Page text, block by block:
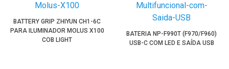
BATTERY GRIP ZHIYUN CH1-6C
PARA ILUMINADOR MOLUS X100
COB LIGHT
BATERIA NP-F990T (F970/F960)
USB-C COM LED E SAÍDA USB